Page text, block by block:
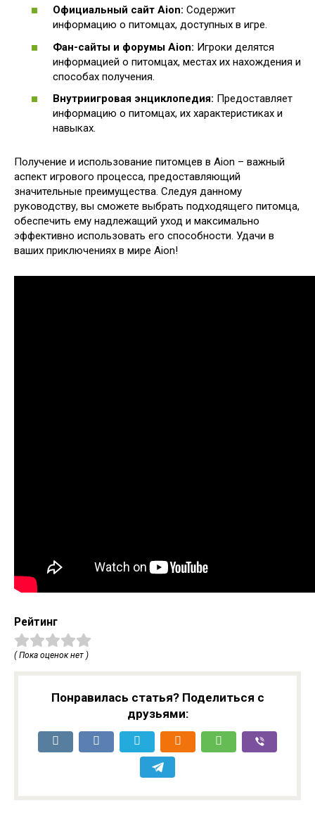
Официальный сайт Aion: Содержит
информацию о питомцах, доступных в игре.
Фан-сайты и форумы Aion: Игроки делятся
информацией о питомцах, местах их нахождения и
способах получения.
Внутриигровая энциклопедия: Предоставляет
информацию о питомцах, их характеристиках и
навыках.
Получение и использование питомцев в Aion – важный
аспект игрового процесса, предоставляющий
значительные преимущества. Следуя данному
руководству, вы сможете выбрать подходящего питомца,
обеспечить ему надлежащий уход и максимально
эффективно использовать его способности. Удачи в
ваших приключениях в мире Aion!
Рейтинг
( Пока оценок нет )
Понравилась статья? Поделиться с
друзьями: